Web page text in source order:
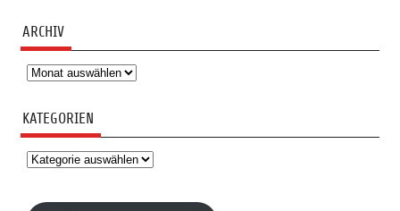
ARCHIV
Archiv
KATEGORIEN
Kategorien